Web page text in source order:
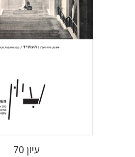
הנחת אתר ספר מודפס
$31
$28
עיון 70